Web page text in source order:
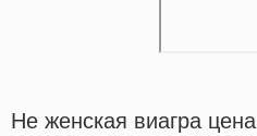
Не женская виагра